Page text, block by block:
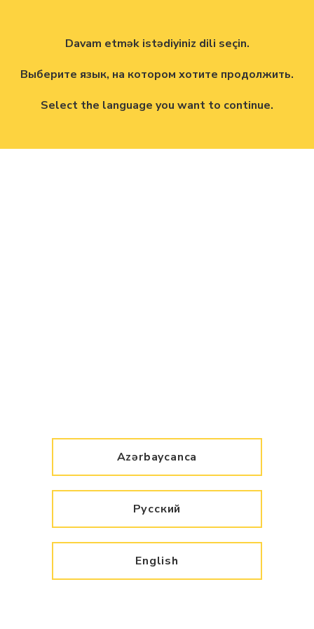
Davam etmək istədiyiniz dili seçin.
Выберите язык, на котором хотите продолжить.
Select the language you want to continue.
Azərbaycanca
Русский
English